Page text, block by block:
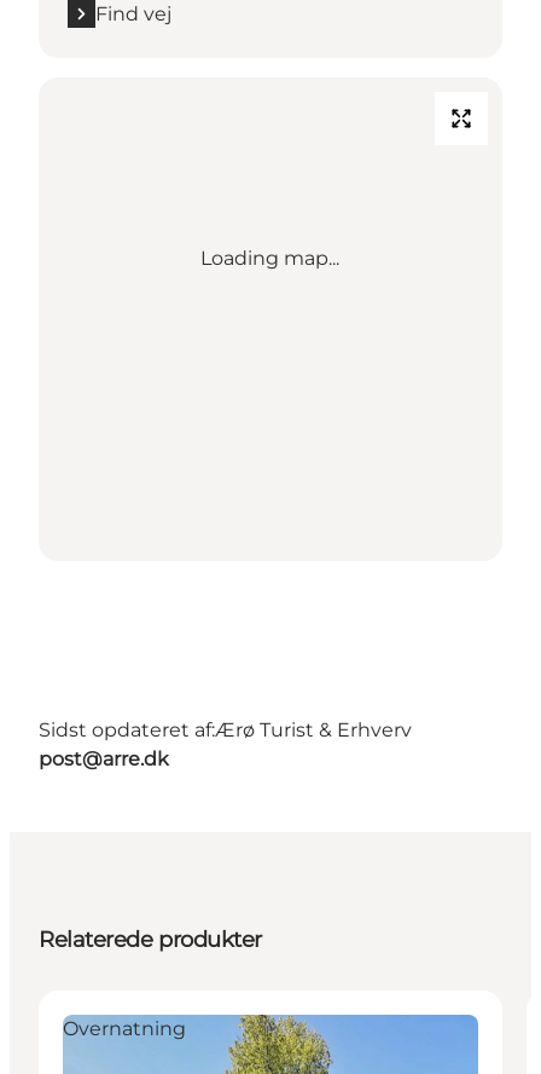
Find vej
Loading map...
Sidst opdateret af:Ærø Turist & Erhverv
post@arre.dk
Relaterede produkter
Overnatning